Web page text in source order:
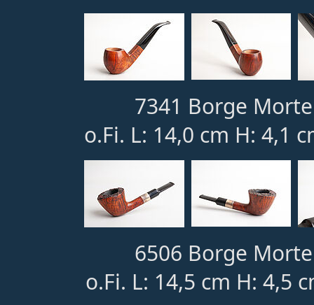
7341 Borge
o.Fi. L: 14,0 cm H: 4,1
6506 Borge
o.Fi. L: 14,5 cm H: 4,5